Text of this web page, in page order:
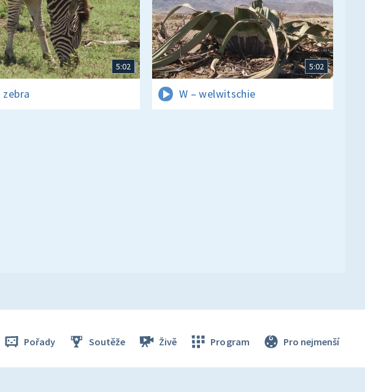
5:02
zebra
5:02
W – welwitschie
Pořady Soutěže Živě Program Pro nejmenší